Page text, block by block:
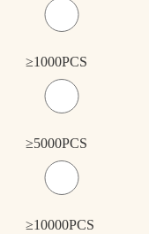
≥1000PCS
≥5000PCS
≥10000PCS